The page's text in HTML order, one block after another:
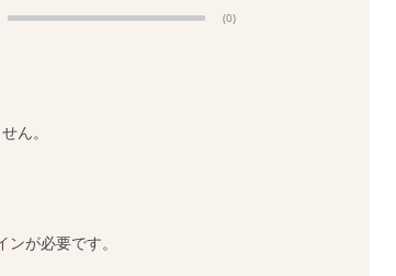
(0)
ん。
ンが必要です。